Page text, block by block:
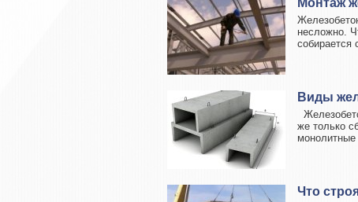
Монтаж
несложно.
Виды
же только
Что